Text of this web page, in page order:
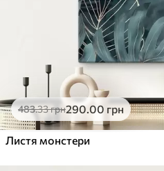
483.33грн290.00 грн
Листя монстери